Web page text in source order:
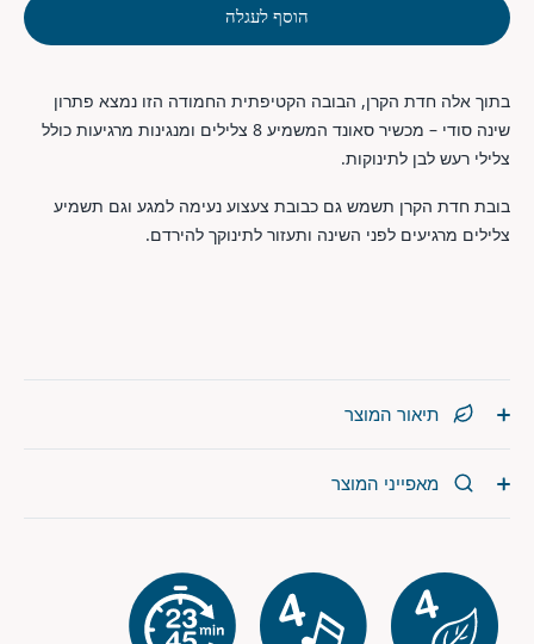
הוסף לעגלה
בתוך אלה חדת הקרן, הבובה הקטיפתית החמודה הזו נמצא פתרון
שינה סודי – מכשיר סאונד המשמיע 8 צלילים ומנגינות מרגיעות כולל
צלילי רעש לבן לתינוקות.
בובת חדת הקרן תשמש גם כבובת צעצוע נעימה למגע וגם תשמיע
צלילים מרגיעים לפני השינה ותעזור לתינוקך להירדם.
תיאור המוצר
מאפייני המוצר